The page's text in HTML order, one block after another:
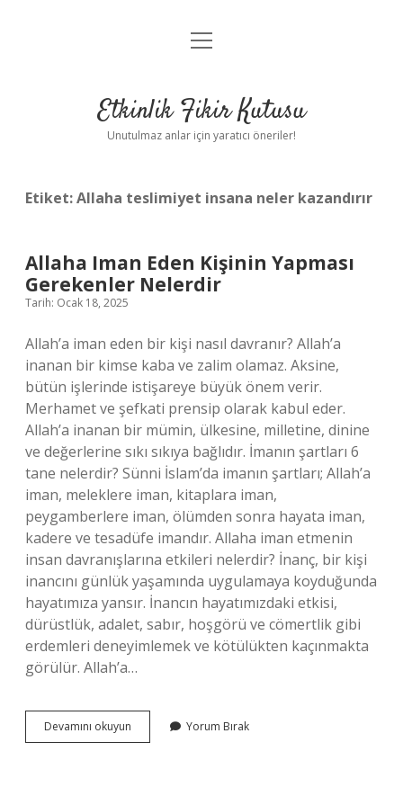
Anasayfa
Yasal Uyarı
menüyü
Etkinlik Fikir Kutusu
Unutulmaz anlar için yaratıcı öneriler!
Etiket:Allaha teslimiyet insana neler kazandırır
Allaha Iman Eden Kişinin Yapması
Gerekenler Nelerdir
Tarih: Ocak 18, 2025
Allah’a iman eden bir kişi nasıl davranır? Allah’a
inanan bir kimse kaba ve zalim olamaz. Aksine,
bütün işlerinde istişareye büyük önem verir.
Merhamet ve şefkati prensip olarak kabul eder.
Allah’a inanan bir mümin, ülkesine, milletine, dinine
ve değerlerine sıkı sıkıya bağlıdır. İmanın şartları 6
tane nelerdir? Sünni İslam’da imanın şartları; Allah’a
iman, meleklere iman, kitaplara iman,
peygamberlere iman, ölümden sonra hayata iman,
kadere ve tesadüfe imandır. Allaha iman etmenin
insan davranışlarına etkileri nelerdir? İnanç, bir kişi
inancını günlük yaşamında uygulamaya koyduğunda
hayatımıza yansır. İnancın hayatımızdaki etkisi,
dürüstlük, adalet, sabır, hoşgörü ve cömertlik gibi
erdemleri deneyimlemek ve kötülükten kaçınmakta
görülür. Allah’a…
Devamını okuyun
Iman
Yorum Bırak